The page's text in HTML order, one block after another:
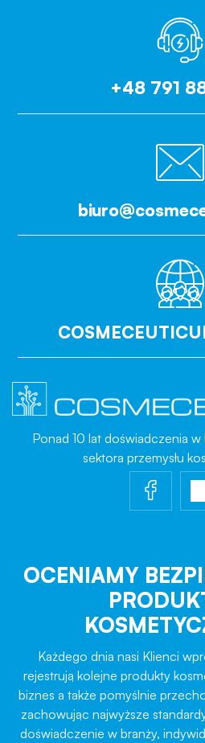
+48 791
Ponad 10 lat doświadczenia
sektora przemysłu
OCENIAMY
Każdego dnia nasi Klienci
rejestrują kolejne produkty
biznes a także pomyślnie
zachowując najwyższe
doświadczenie w branży,